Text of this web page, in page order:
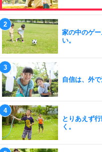
家の中のゲ
い。
自信は、外
とりあえず
く。